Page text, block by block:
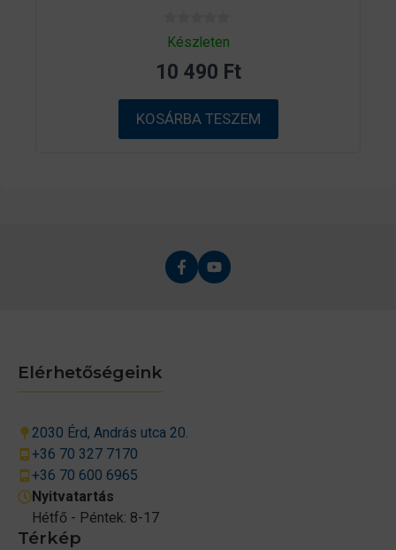
0
a
5
b
ő
l
Készleten
10 490 Ft
KOSÁRBA TESZEM
Térkép
Elérhetőségeink
2030 Érd, András utca 20.
+36 70 327 7170
+36 70 600 6965
Nyitvatartás
Hétfő - Péntek: 8-17